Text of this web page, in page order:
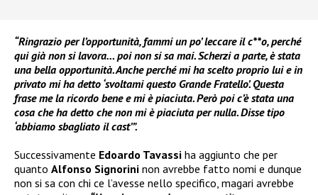
“Ringrazio per l’opportunità, fammi un po’ leccare il c**o, perché
qui già non si lavora… poi non si sa mai. Scherzi a parte, è stata
una bella opportunità. Anche perché mi ha scelto proprio lui e in
privato mi ha detto ‘svoltami questo Grande Fratello’. Questa
frase me la ricordo bene e mi è piaciuta. Però poi c’è stata una
cosa che ha detto che non mi è piaciuta per nulla. Disse tipo
‘abbiamo sbagliato il cast’”.
Successivamente Edoardo Tavassi ha aggiunto che per
quanto Alfonso Signorini non avrebbe fatto nomi e dunque
non si sa con chi ce l’avesse nello specifico, magari avrebbe